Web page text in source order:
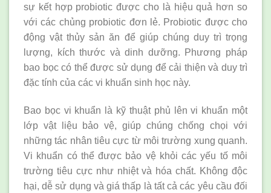
sự kết hợp probiotic được cho là hiệu quả hơn so
với các chủng probiotic đơn lẻ. Probiotic được cho
động vật thủy sản ăn để giúp chúng duy trì trọng
lượng, kích thước và dinh dưỡng. Phương pháp
bao bọc có thể được sử dụng để cải thiện và duy trì
đặc tính của các vi khuẩn sinh học này.
Bao bọc vi khuẩn là kỹ thuật phủ lên vi khuẩn một
lớp vật liệu bảo vệ, giúp chúng chống chọi với
những tác nhân tiêu cực từ môi trường xung quanh.
Vi khuẩn có thể được bảo vệ khỏi các yếu tố môi
trường tiêu cực như nhiệt và hóa chất. Không độc
hại, dễ sử dụng và giá thấp là tất cả các yêu cầu đối